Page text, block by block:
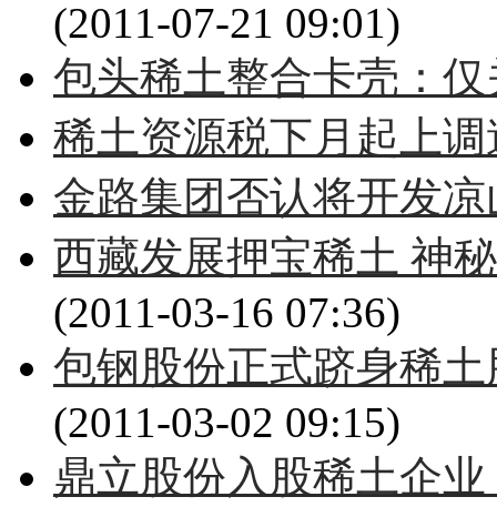
(2011-07-21 09:01)
包头稀土整合卡壳：
稀土资源税下月起上调
金路集团否认将开发
西藏发展押宝稀土 神
(2011-03-16 07:36)
包钢股份正式跻身稀
(2011-03-02 09:15)
鼎立股份入股稀土企